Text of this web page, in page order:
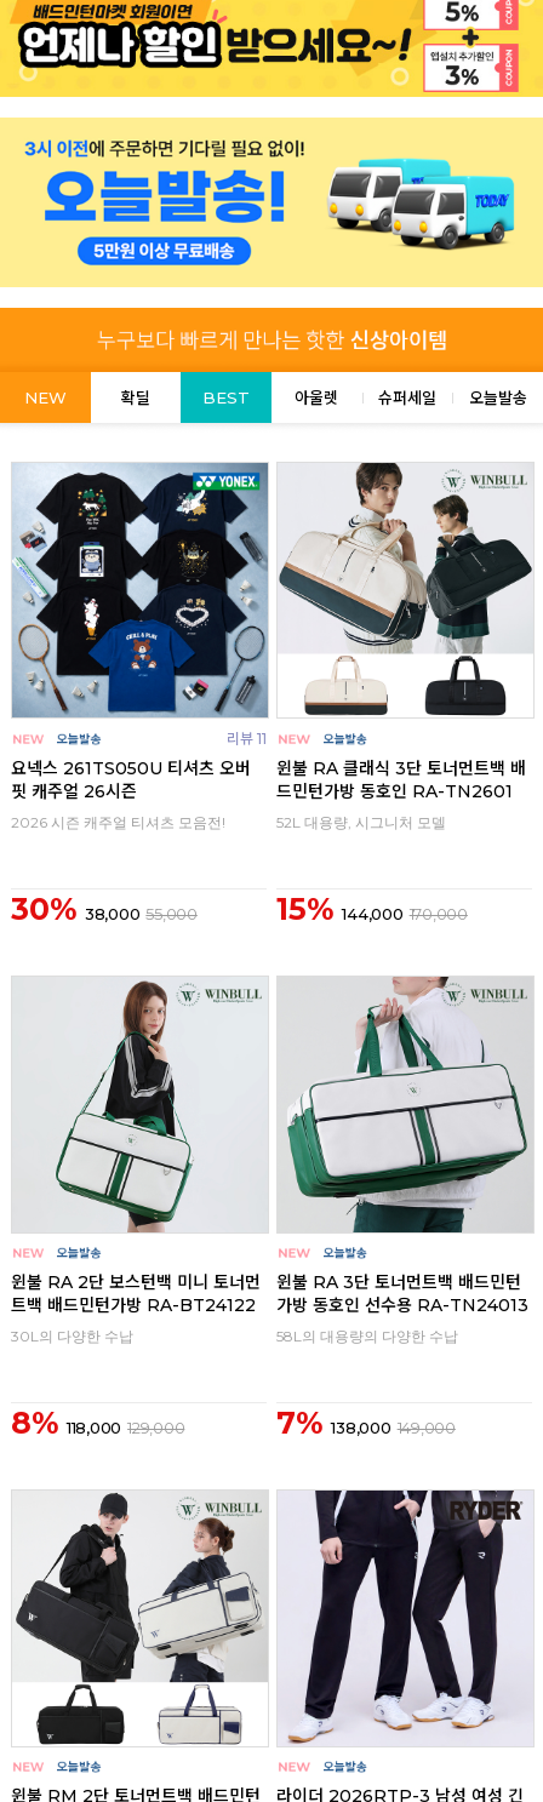
NEW 확딜 BEST 아울렛 슈퍼세일 오늘발송
리뷰 11
요넥스 261TS050U 티셔츠 오버
핏 캐주얼 26시즌
2026 시즌 캐주얼 티셔츠 모음전!
30% 38,000 55,000
윈불 RA 클래식 3단 토너먼트백 배
드민턴가방 동호인 RA-TN2601
52L 대용량, 시그니처 모델
15% 144,000 170,000
윈불 RA 2단 보스턴백 미니 토너먼
트백 배드민턴가방 RA-BT24122
30L의 다양한 수납
8% 118,000 129,000
윈불 RA 3단 토너먼트백 배드민턴
가방 동호인 선수용 RA-TN24013
58L의 대용량의 다양한 수납
7% 138,000 149,000
윈불 RM 2단 토너먼트백 배드민턴
라이더 2026RTP-3 남성 여성 긴